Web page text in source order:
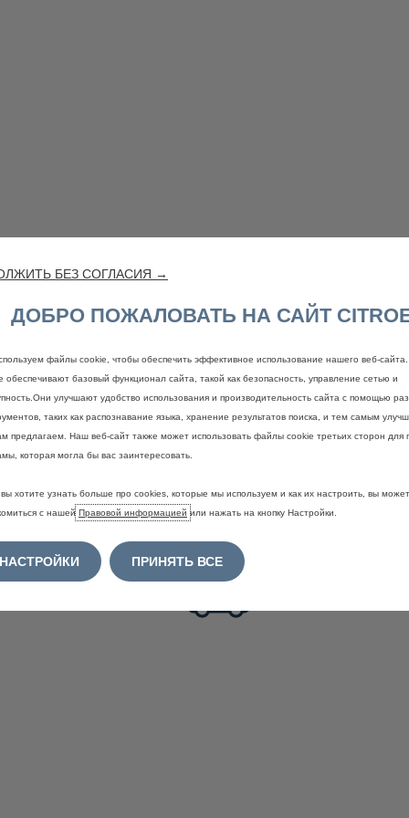
БЕЗ СОГЛАСИЯ →
ДОБРО ПОЖАЛОВАТЬ НА САЙТ
файлы cookie, чтобы обеспечить эффективное использование нашего веб-
обеспечивают базовый функционал сайта, такой как безопасность, управление сетью и
улучшают удобство использования и производительность сайта с помощью
таких как распознавание языка, хранение результатов поиска, и тем самым
предлагаем. Наш веб-сайт также может использовать файлы cookie третьих сторон для
которая могла бы вас заинтересовать.
хотите узнать больше про cookies, которые мы используем и как их настроить, вы
с нашей Правовой информацией или нажать на кнопку Настройки.
НАСТРОЙКИ ПРИНЯТЬ ВСЕ